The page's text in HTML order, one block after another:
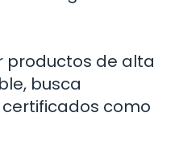
productos de alta
busca
como